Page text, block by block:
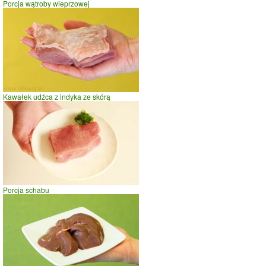
0
szybki taniec,trucht
prasowanie
prowadzenie samochodu
Porcja wątroby wieprzowej
Kawałek udźca z indyka ze skórą
Porcja schabu